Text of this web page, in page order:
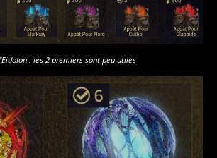
: les 2 premiers sont peu utiles